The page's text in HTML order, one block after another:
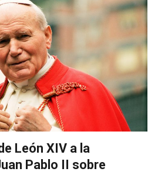
León XIV a la
Pablo II sobre